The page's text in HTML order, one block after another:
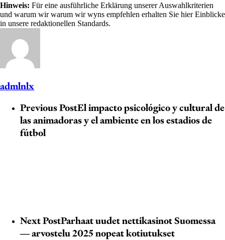
Hinweis: Für eine ausführliche Erklärung unserer Auswahlkriterien
und warum wir warum wir wyns empfehlen erhalten Sie hier Einblicke
in unsere redaktionellen Standards.
admlnlx
Previous PostEl impacto psicológico y cultural de
las animadoras y el ambiente en los estadios de
fútbol
Next PostParhaat uudet nettikasinot Suomessa
— arvostelu 2025 nopeat kotiutukset